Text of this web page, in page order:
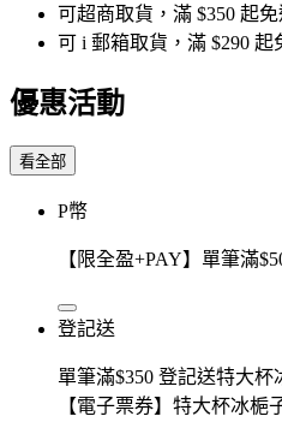
可超商取貨，滿 $350 起免
可 i 郵箱取貨，滿 $290 起
優惠活動
看全部
P幣
【限全盈+PAY】單筆滿
登記送
單筆滿$350 登記送特大
【電子票券】特大杯冰梔